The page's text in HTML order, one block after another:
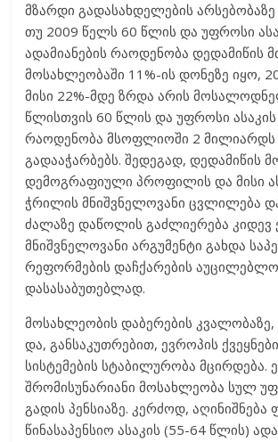
მზარდი გადასახდელების არსებობაზე
თუ 2009 წელს 60 წლის და უფროსი
ადამიანების რაოდენობა დედამიწის
მოსახლეობაში 11%-ის დონეზე იყო,
მისი 22%-მდე ზრდა არის
წლისთვის 60 წლის და უფროსი ასაკის
რაოდენობა მსოფლიოში 2 მილიარდს
გადააჭარბებს. შედეგად, დედამიწის
დემოგრაფიული პროფილის და მისი
ჭრილის მნიშვნელოვანი ცვლილება
ძალაზე დაწოლის გაძლიერება კიდევ
მნიშვნელოვანი არგუმენტი გახდა
რეფორმების დაჩქარების
დასასაბუთებლად.
მოსახლეობის დაბერების
და, განსაკუთრებით, ევროპის
სისტემების სტაბილურობა მცირდება.
შრომისუნარიანი მოსახლეობა სულ
გადის პენსიაზე. კერძოდ, აღინიშნება
წინასაპენსიო ასაკის (55-64 წლის)